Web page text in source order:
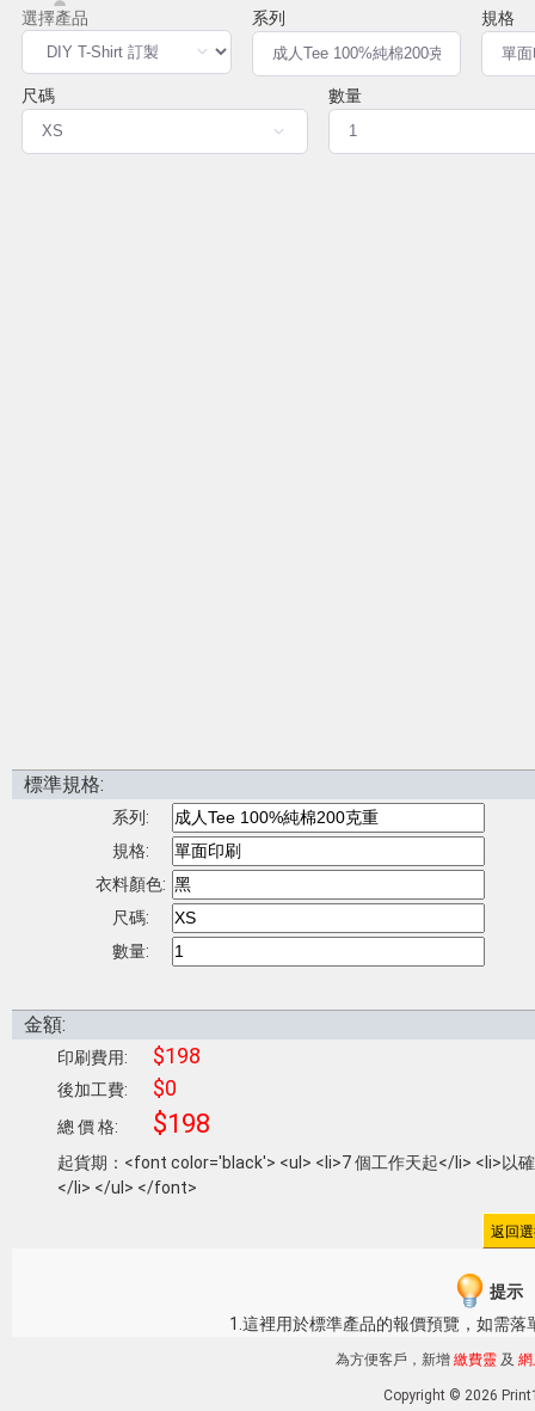
系列 規格
尺碼 數量
標準規格:
系列:
規格:
衣料顏色:
尺碼:
數量:
金額:
印刷費用: $198
後加工費: $0
總 價 格: $198
起貨期：<font color='black'> <ul> <li>7 個工作天起</li> <li>以
</li> </ul> </font>
提示
1.這裡用於標準產品的報價預覽，如需落
為方便客戶，新增 繳費靈及 網
Copyright © 2026